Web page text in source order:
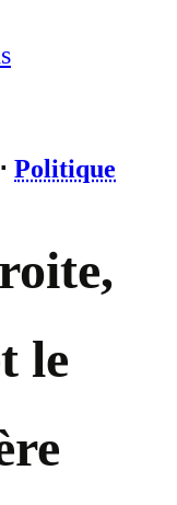
⋅ Politique
le